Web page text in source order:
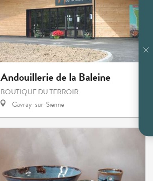
Andouillerie de la Baleine
BOUTIQUE DU TERROIR
Gavray-sur-Sienne